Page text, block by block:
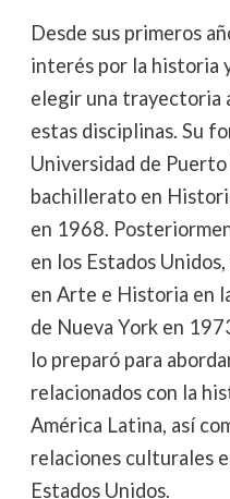
Desde sus primeros
interés por la historia
elegir una trayectoria
estas disciplinas. Su
Universidad de
bachillerato en
en 1968.
en los Estados
en Arte e Historia en
de Nueva York en
lo preparó para
relacionados con la
América Latina, así
relaciones culturales
Estados Unidos.